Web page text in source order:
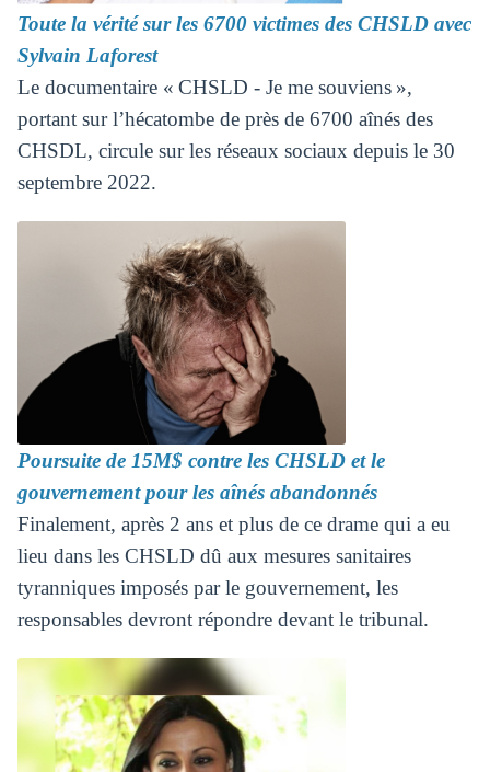
Toute la vérité sur les 6700 victimes des CHSLD avec
Sylvain Laforest
Le documentaire « CHSLD - Je me souviens »,
portant sur l’hécatombe de près de 6700 aînés des
CHSDL, circule sur les réseaux sociaux depuis le 30
septembre 2022.
Poursuite de 15M$ contre les CHSLD et le
gouvernement pour les aînés abandonnés
Finalement, après 2 ans et plus de ce drame qui a eu
lieu dans les CHSLD dû aux mesures sanitaires
tyranniques imposés par le gouvernement, les
responsables devront répondre devant le tribunal.